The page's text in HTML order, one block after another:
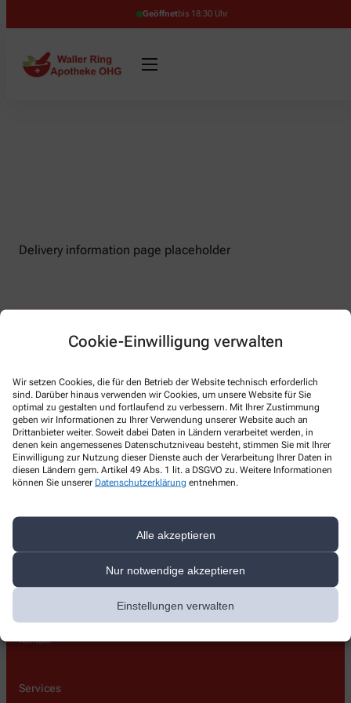
Cookie-Einwilligung verwalten
Wir setzen Cookies, die für den Betrieb der Website technisch erforderlich
sind. Darüber hinaus verwenden wir Cookies, um unsere Website für Sie
optimal zu gestalten und fortlaufend zu verbessern. Mit Ihrer Zustimmung
geben wir Informationen zu Ihrer Verwendung unserer Website auch an
Drittanbieter weiter. Soweit dabei Daten in Ländern verarbeitet werden, in
denen kein angemessenes Datenschutzniveau besteht, stimmen Sie mit Ihrer
Einwilligung zur Nutzung dieser Dienste auch der Verarbeitung Ihrer Daten in
diesen Ländern gem. Artikel 49 Abs. 1 lit. a DSGVO zu. Weitere Informationen
können Sie unserer Datenschutzerklärung entnehmen.
Alle akzeptieren
Nur notwendige akzeptieren
Einstellungen verwalten
Geöffnetbis 18:30 Uhr
Delivery information page placeholder
Waller Ring Apotheke OHG
Waller Ring 140 e,28219 Bremen
+49-421380520
+49-4213805229
Lieferoptionen
Kontakt
Services